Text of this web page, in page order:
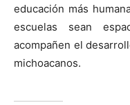
educación más
escuelas sean
acompañen el
michoacanos.